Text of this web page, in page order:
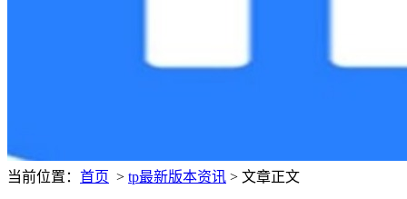
当前位置： 首页 > tp最新版本资讯 > 文章正文